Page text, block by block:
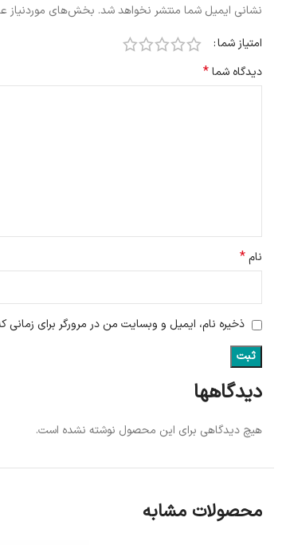
دیدگاهها
هیچ دیدگاهی برای این محصول نوشته نشده است.
نشانی ایمیل شما منتشر نخواهد شد. بخش‌های موردنیاز
امتیاز شما
دیدگاه شما*
نام*
ذخیره نام، ایمیل و وبسایت من در مرورگر برای زمانی
محصولات مشابه